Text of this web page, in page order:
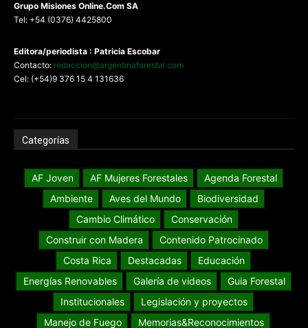
Grupo Misiones Online.Com SA
Tel: +54 (0376) 4425800
Editora/periodista : Patricia Escobar
Contacto: redaccion@argentinaforestal.com
Cel: (+54)9 376 15 4 131636
Categorías
AF Joven AF Mujeres Forestales
Agenda Forestal
Ambiente
Aves del Mundo
Biodiversidad
Cambio Climático
Conservación
Construir con Madera
Contenido Patrocinado
Costa Rica
Destacadas
Educación
Energías Renovables
Galería de videos
Guia Forestal
Institucionales
Legislación y proyectos
Manejo de Fuego
Memorias&Reconocimientos